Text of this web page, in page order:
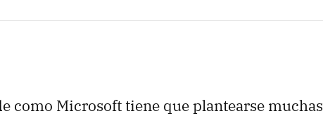
como Microsoft tiene que plantearse muchas